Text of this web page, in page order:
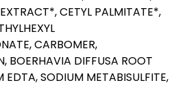
CETYL PALMITATE*,
CARBOMER,
BOERHAVIA DIFFUSA ROOT
SODIUM METABISULFITE,